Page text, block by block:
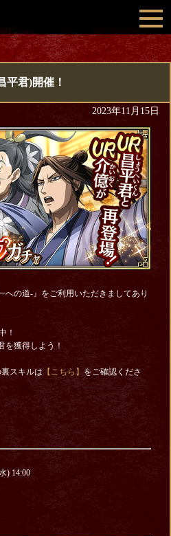
平君)開催！
2023年11月15日
への道-』をご利用いただきましてあり
！
を獲得しよう！
スキルは 【こちら】 をご確認くださ
) 14:00